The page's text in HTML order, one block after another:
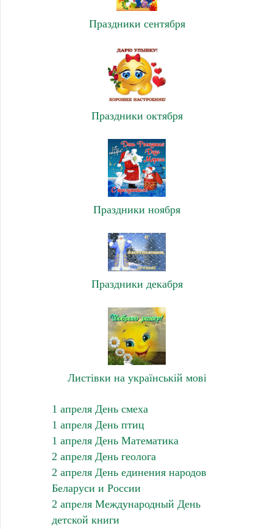
Праздники сентября
Праздники октября
Праздники ноября
Праздники декабря
Листівки на українській мові
1 апреля День смеха
1 апреля День птиц
1 апреля День Математика
2 апреля День геолога
2 апреля День единения народов
Беларуси и России
2 апреля Международный День
детской книги